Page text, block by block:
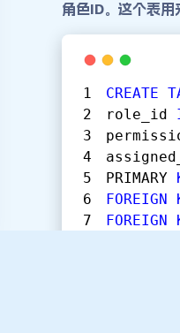
夜间模式
角色ID。这个表
CREATE
role_id
PRIMARY
FOREIGN
FOREIGN